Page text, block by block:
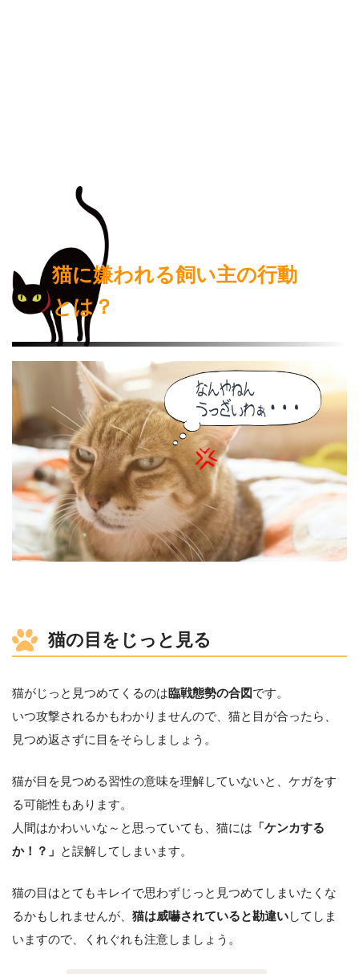
猫に嫌われる飼い主の行動
とは？
猫の目をじっと見る
猫がじっと見つめてくるのは臨戦態勢の合図です。
いつ攻撃されるかもわかりませんので、猫と目が合ったら、
見つめ返さずに目をそらしましょう。
猫が目を見つめる習性の意味を理解していないと、ケガをす
る可能性もあります。
人間はかわいいな～と思っていても、猫には 「ケンカする
か！？」 と誤解してしまいます。
猫の目はとてもキレイで思わずじっと見つめてしまいたくな
るかもしれませんが、 猫は威嚇されていると勘違いしてしま
いますので、くれぐれも注意しましょう。